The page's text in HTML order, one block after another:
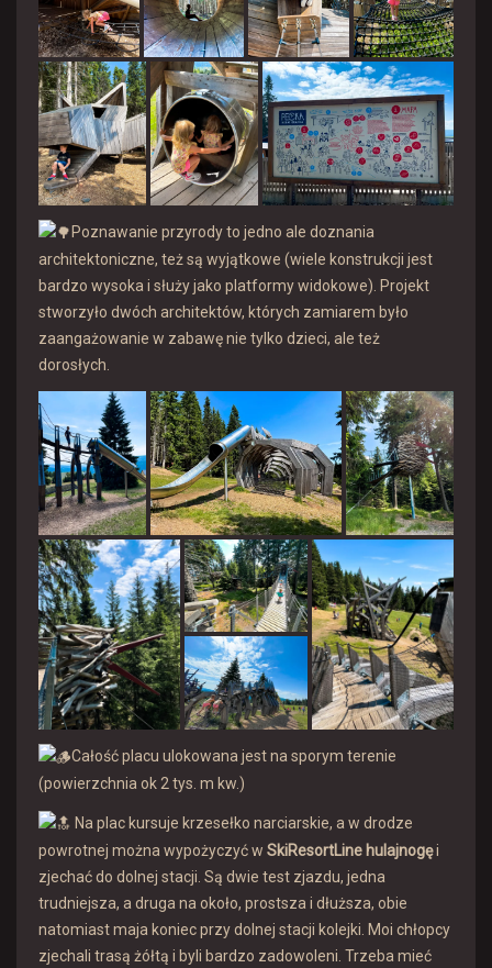
Poznawanie przyrody to jedno ale doznania
architektoniczne, też są wyjątkowe (wiele konstrukcji jest
bardzo wysoka i służy jako platformy widokowe). Projekt
stworzyło dwóch architektów, których zamiarem było
zaangażowanie w zabawę nie tylko dzieci, ale też
dorosłych.
Całość placu ulokowana jest na sporym terenie
(powierzchnia ok 2 tys. m kw.)
Na plac kursuje krzesełko narciarskie, a w drodze
powrotnej można wypożyczyć w SkiResortLine hulajnogęi
zjechać do dolnej stacji. Są dwie test zjazdu, jedna
trudniejsza, a druga na około, prostsza i dłuższa, obie
natomiast maja koniec przy dolnej stacji kolejki. Moi chłopcy
zjechali trasą żółtą i byli bardzo zadowoleni. Trzeba mieć